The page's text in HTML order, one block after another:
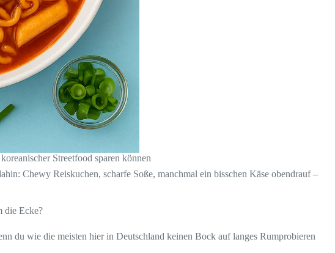
Streetfood sparen können
Chewy Reiskuchen, scharfe Soße, manchmal ein bisschen Käse obendrauf –
die Ecke?
du wie die meisten hier in Deutschland keinen Bock auf langes Rumprobieren